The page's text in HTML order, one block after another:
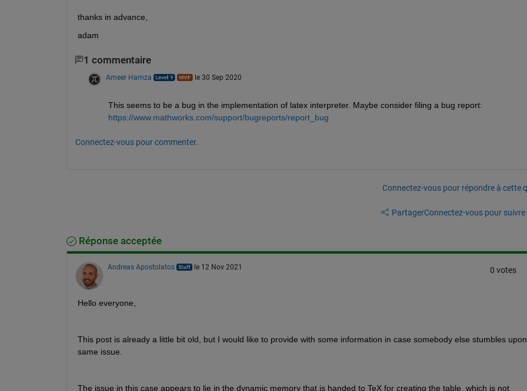
thanks in advance,
adam
1 commentaire
Ameer Hamza le 30 Sep 2020
This seems to be a bug in the implementation of latex interpreter. Maybe consider filing a bug report:
https://www.mathworks.com/support/bugreports/report_bug
Connectez-vous pour commenter.
Connectez-vous pour répondre à cette
PartagerConnectez-vous pour suivre
Réponse acceptée
Andreas Apostolatos le 12 Nov 2021 0 votes
Hello everyone,
This post is already a little bit old, but I would like to provide with some information in case somebody else stumbles
same issue.
The issue in this case appears to lie in the dynamic memory that is handed to TeX for creating the table, which is not